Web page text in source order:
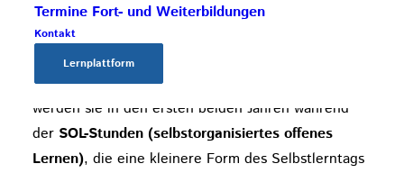
Termine Fort- und Weiterbildungen
Kontakt
Lernplattform
AmSelbstlerntagab dem 3. Jahrgang in der HLW
lernen die Schüler:innen in festgelegten Fächern
über Wochen hinweg an bestimmten Projekten, die
von den Lehrenden gecoacht werden. Hingeführt
werden sie in den ersten beiden Jahren während
der SOL-Stunden (selbstorganisiertes offenes
Lernen), die eine kleinere Form des Selbstlerntags